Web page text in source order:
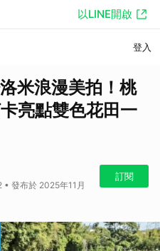
以LINE開啟
登入
米浪漫美拍！桃
亮點雙色花田一
發布於 2025年11月
訂閱